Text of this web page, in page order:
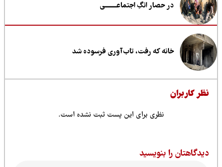
در حصار انگِ اجتماعــــــــی
خانه که رفت، تاب‌آوری فرسوده شد
کاربران
نظری برای این پست ثبت نشده است.
را بنویسید